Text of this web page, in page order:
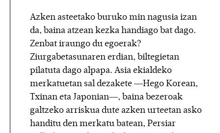
Azken asteetako buruko min nagusia izan
da, baina atzean kezka handiago bat dago.
Zenbat iraungo du egoerak?
Ziurgabetasunaren erdian, biltegietan
pilatuta dago alpapa. Asia ekialdeko
merkatuetan sal dezakete —Hego Korean,
Txinan eta Japonian—, baina bezeroak
galtzeko arriskua dute azken urteetan asko
handitu den merkatu batean, Persiar